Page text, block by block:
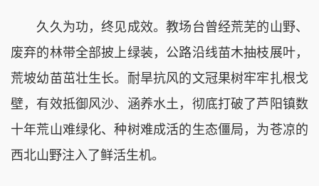
久久为功，终见成效。教场台曾经荒芜的山野、
废弃的林带全部披上绿装，公路沿线苗木抽枝展叶，
荒坡幼苗茁壮生长。耐旱抗风的文冠果树牢牢扎根戈
壁，有效抵御风沙、涵养水土，彻底打破了芦阳镇数
十年荒山难绿化、种树难成活的生态僵局，为苍凉的
西北山野注入了鲜活生机。